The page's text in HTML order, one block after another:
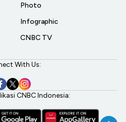
Photo
Infographic
CNBC TV
With Us:
CNBC Indonesia: